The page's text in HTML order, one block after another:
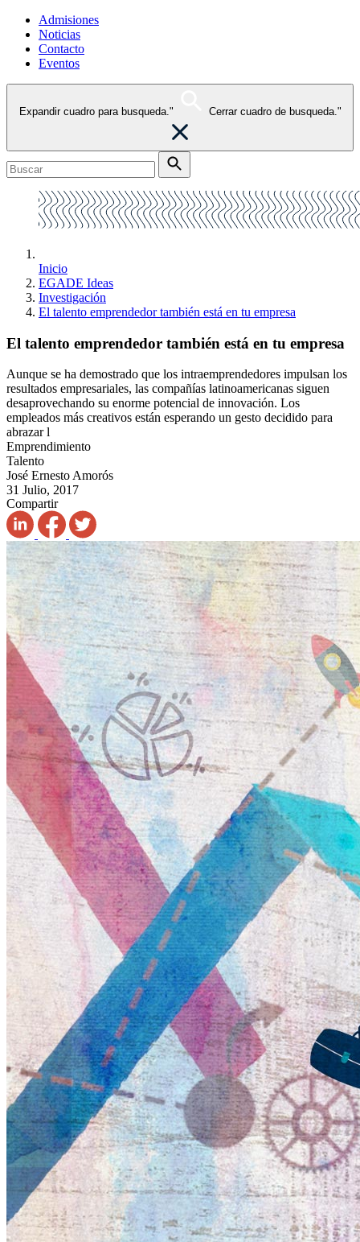
Admisiones
Noticias
Contacto
Eventos
Expandir cuadro para busqueda." Cerrar cuadro de busqueda."
Inicio
EGADE Ideas
Investigación
El talento emprendedor también está en tu empresa
El talento emprendedor también está en tu empresa
Aunque se ha demostrado que los intraemprendedores impulsan los
resultados empresariales, las compañías latinoamericanas siguen
desaprovechando su enorme potencial de innovación. Los
empleados más creativos están esperando un gesto decidido para
abrazar l
Emprendimiento
Talento
José Ernesto Amorós
31 Julio, 2017
Compartir